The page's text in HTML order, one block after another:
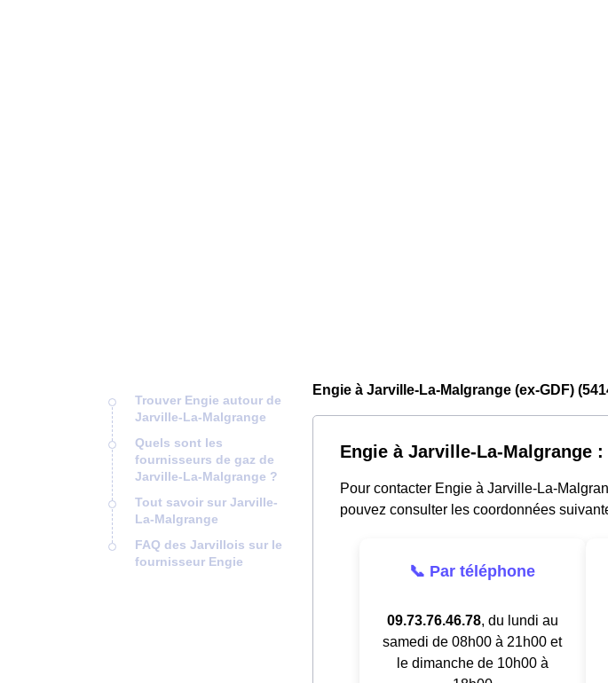
Trouver Engie autour de
Jarville-La-Malgrange
Quels sont les
fournisseurs de gaz de
Jarville-La-Malgrange ?
Tout savoir sur Jarville-
La-Malgrange
FAQ des Jarvillois sur le
fournisseur Engie
Engie à Jarville-La-Malgrange (ex-GDF)
Engie à Jarville-La-Malgrange
Pour contacter Engie à Jarville-La-
pouvez consulter les coordonnées
📞 Par téléphone
09.73.76.46.78, du lundi au
samedi de 08h00 à 21h00 et
le dimanche de 10h00 à